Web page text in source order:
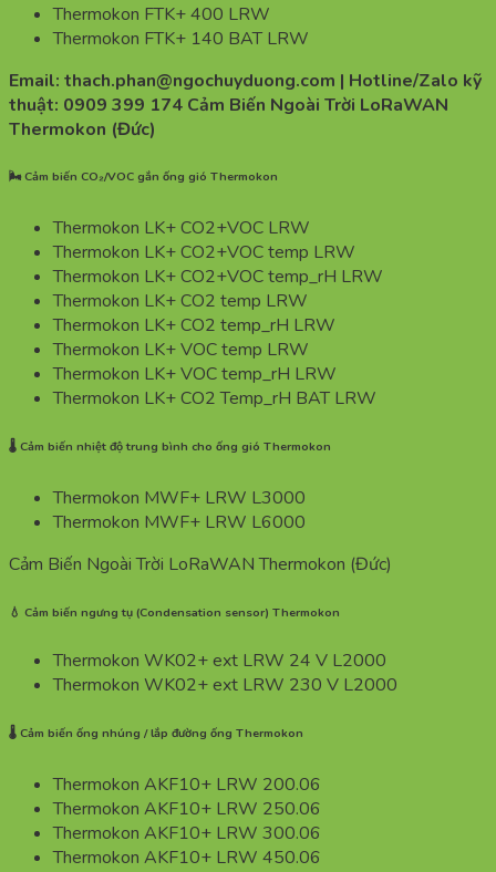
Thermokon FTK+ 400 LRW
Thermokon FTK+ 140 BAT LRW
Email: thach.phan@ngochuyduong.com | Hotline/Zalo kỹ
thuật: 0909 399 174 Cảm Biến Ngoài Trời LoRaWAN
Thermokon (Đức)
🌬️ Cảm biến CO₂/VOC gắn ống gió Thermokon
Thermokon LK+ CO2+VOC LRW
Thermokon LK+ CO2+VOC temp LRW
Thermokon LK+ CO2+VOC temp_rH LRW
Thermokon LK+ CO2 temp LRW
Thermokon LK+ CO2 temp_rH LRW
Thermokon LK+ VOC temp LRW
Thermokon LK+ VOC temp_rH LRW
Thermokon LK+ CO2 Temp_rH BAT LRW
🌡️ Cảm biến nhiệt độ trung bình cho ống gió Thermokon
Thermokon MWF+ LRW L3000
Thermokon MWF+ LRW L6000
Cảm Biến Ngoài Trời LoRaWAN Thermokon (Đức)
💧 Cảm biến ngưng tụ (Condensation sensor) Thermokon
Thermokon WK02+ ext LRW 24 V L2000
Thermokon WK02+ ext LRW 230 V L2000
🌡️ Cảm biến ống nhúng / lắp đường ống Thermokon
Thermokon AKF10+ LRW 200.06
Thermokon AKF10+ LRW 250.06
Thermokon AKF10+ LRW 300.06
Thermokon AKF10+ LRW 450.06